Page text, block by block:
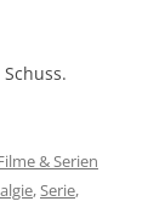
& Serien
,Serie,